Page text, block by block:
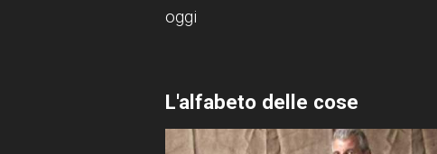
oggi
L'alfabeto delle cose